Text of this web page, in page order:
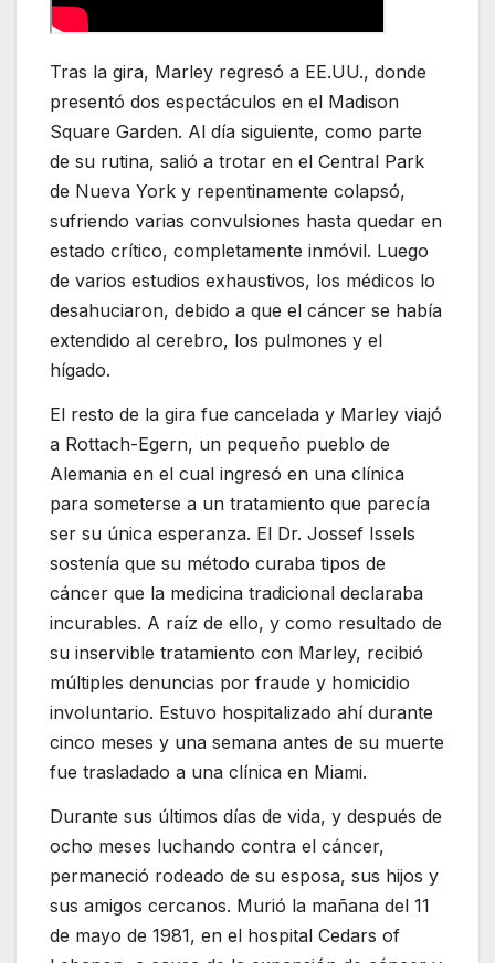
Tras la gira, Marley regresó a EE.UU., donde
presentó dos espectáculos en el Madison
Square Garden. Al día siguiente, como parte
de su rutina, salió a trotar en el Central Park
de Nueva York y repentinamente colapsó,
sufriendo varias convulsiones hasta quedar en
estado crítico, completamente inmóvil. Luego
de varios estudios exhaustivos, los médicos lo
desahuciaron, debido a que el cáncer se había
extendido al cerebro, los pulmones y el
hígado.
El resto de la gira fue cancelada y Marley viajó
a Rottach-Egern, un pequeño pueblo de
Alemania en el cual ingresó en una clínica
para someterse a un tratamiento que parecía
ser su única esperanza. El Dr. Jossef Issels
sostenía que su método curaba tipos de
cáncer que la medicina tradicional declaraba
incurables. A raíz de ello, y como resultado de
su inservible tratamiento con Marley, recibió
múltiples denuncias por fraude y homicidio
involuntario. Estuvo hospitalizado ahí durante
cinco meses y una semana antes de su muerte
fue trasladado a una clínica en Miami.
Durante sus últimos días de vida, y después de
ocho meses luchando contra el cáncer,
permaneció rodeado de su esposa, sus hijos y
sus amigos cercanos. Murió la mañana del 11
de mayo de 1981, en el hospital Cedars of